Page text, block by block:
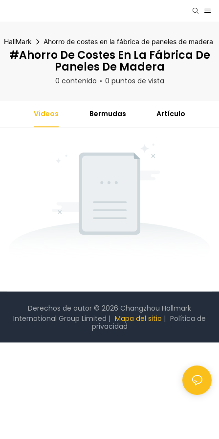
HallMark Ahorro de costes en la fábrica de paneles de madera
#Ahorro De Costes En La Fábrica De
Paneles De Madera
0 contenido 0 puntos de vista
Videos Bermudas Artículo
Derechos de autor © 2026 Changzhou Hallmark
International Group Limited | Mapa del sitio | Política de
privacidad